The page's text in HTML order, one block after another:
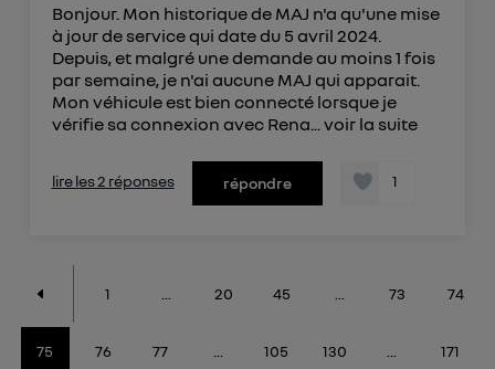
Bonjour. Mon historique de MAJ n'a qu'une mise
à jour de service qui date du 5 avril 2024.
Depuis, et malgré une demande au moins 1 fois
par semaine, je n'ai aucune MAJ qui apparait.
Mon véhicule est bien connecté lorsque je
vérifie sa connexion avec Rena... voir la suite
lire les 2 réponses répondre 1
1 20 45 73 74
75 76 77 105 130 171